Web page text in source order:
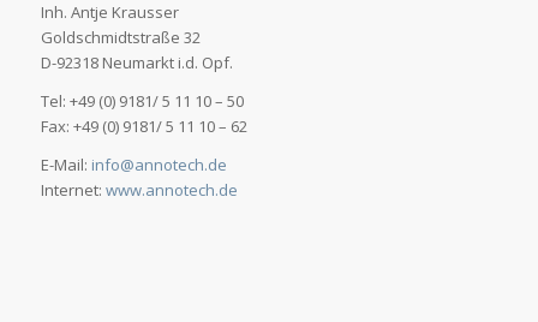
Inh. Antje Krausser
Goldschmidtstraße 32
D-92318 Neumarkt i.d. Opf.
Tel: +49 (0) 9181/ 5 11 10 – 50
Fax: +49 (0) 9181/ 5 11 10 – 62
E-Mail: info@annotech.de
Internet: www.annotech.de